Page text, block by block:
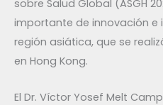
sobre Salud Global (ASGH
importante de innovación e
región asiática, que se
en Hong Kong.
El Dr. Víctor Yosef Melt